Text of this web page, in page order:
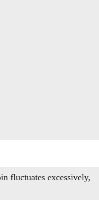
fluctuates excessively,